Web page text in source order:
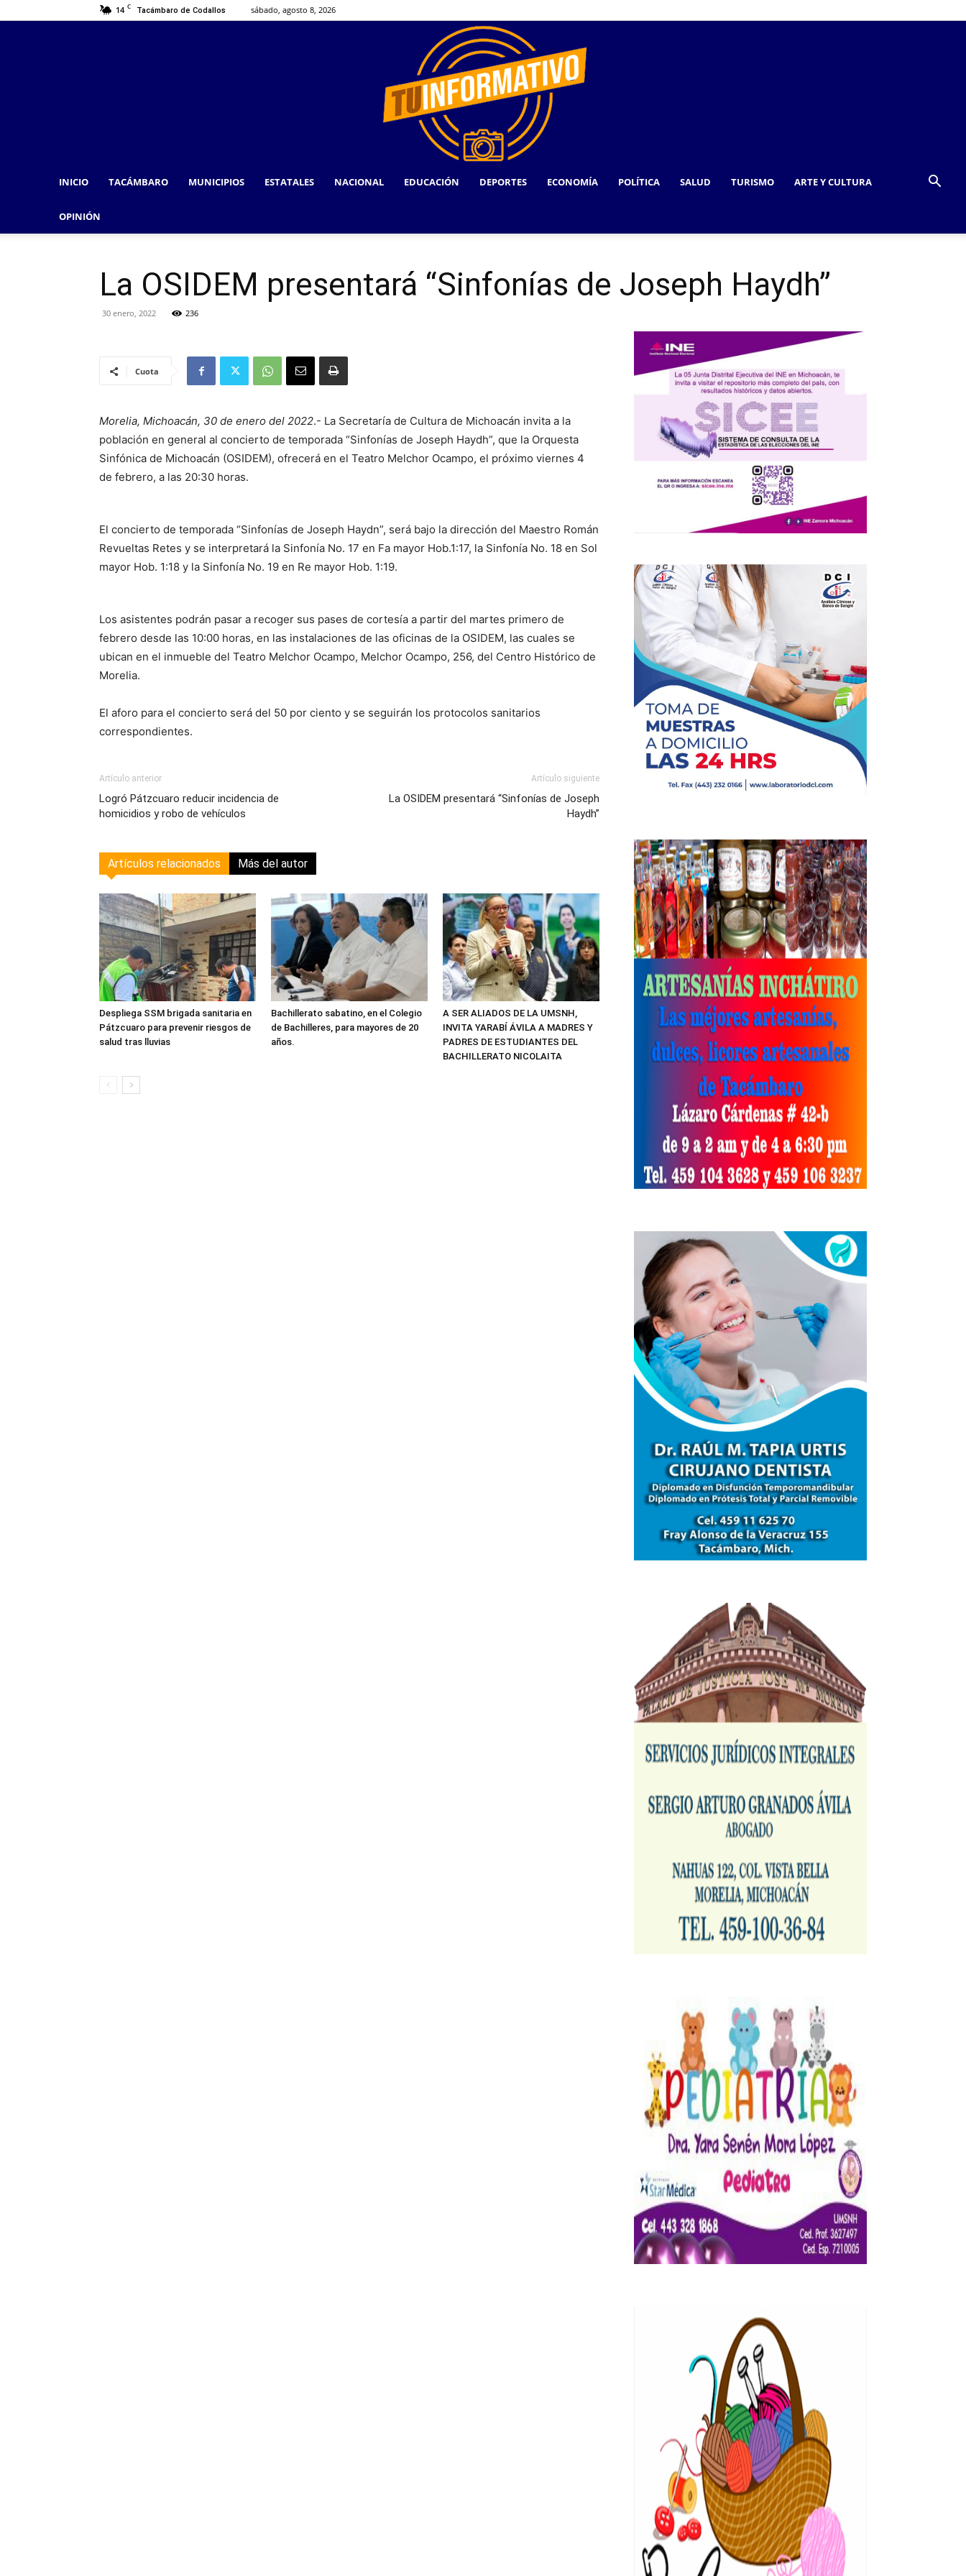
14 C Tacámbaro de Codallos sábado, agosto 8, 2026
INICIO TACÁMBARO MUNICIPIOS ESTATALES NACIONAL EDUCACIÓN DEPORTES ECONOMÍA POLÍTICA SALUD TURISMO ARTE Y CULTURA
OPINIÓN
La OSIDEM presentará “Sinfonías de Joseph Haydh”
30 enero, 2022 236
Cuota
Morelia, Michoacán, 30 de enero del 2022.- La Secretaría de Cultura de Michoacán invita a la
población en general al concierto de temporada “Sinfonías de Joseph Haydh”, que la Orquesta
Sinfónica de Michoacán (OSIDEM), ofrecerá en el Teatro Melchor Ocampo, el próximo viernes 4
de febrero, a las 20:30 horas.
El concierto de temporada “Sinfonías de Joseph Haydn”, será bajo la dirección del Maestro Román
Revueltas Retes y se interpretará la Sinfonía No. 17 en Fa mayor Hob.1:17, la Sinfonía No. 18 en Sol
mayor Hob. 1:18 y la Sinfonía No. 19 en Re mayor Hob. 1:19.
Los asistentes podrán pasar a recoger sus pases de cortesía a partir del martes primero de
febrero desde las 10:00 horas, en las instalaciones de las oficinas de la OSIDEM, las cuales se
ubican en el inmueble del Teatro Melchor Ocampo, Melchor Ocampo, 256, del Centro Histórico de
Morelia.
El aforo para el concierto será del 50 por ciento y se seguirán los protocolos sanitarios
correspondientes.
Artículo anterior
Logró Pátzcuaro reducir incidencia de
homicidios y robo de vehículos
Artículo siguiente
La OSIDEM presentará “Sinfonías de Joseph
Haydh”
Artículos relacionados Más del autor
Despliega SSM brigada sanitaria en
Pátzcuaro para prevenir riesgos de
salud tras lluvias
Bachillerato sabatino, en el Colegio
de Bachilleres, para mayores de 20
años.
A SER ALIADOS DE LA UMSNH,
INVITA YARABÍ ÁVILA A MADRES Y
PADRES DE ESTUDIANTES DEL
BACHILLERATO NICOLAITA